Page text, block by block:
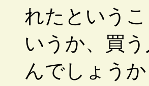
れたという
いうか、買
んでしょうか